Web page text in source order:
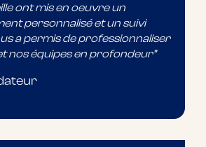
ont mis en oeuvre un
personnalisé et un suivi
a permis de professionnaliser
nos équipes en profondeur”